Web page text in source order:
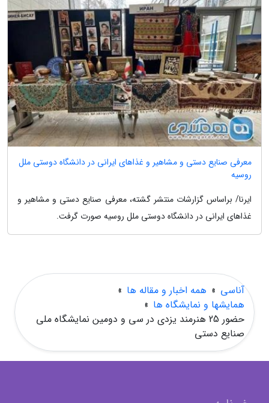
معرفی صنایع دستی و مشاهیر و غذاهای ایرانی در دانشگاه دوستی ملل
روسیه
ایرنا/ براساس گزارشات منتشر گشته، معرفی صنایع دستی و مشاهیر و
غذاهای ایرانی در دانشگاه دوستی ملل روسیه صورت گرفت.
آناسی » همه اخبار و مقاله ها »
همایشها و نمایشگاه ها »
حضور 25 هنرمند یزدی در سی و دومین نمایشگاه ملی
صنایع دستی